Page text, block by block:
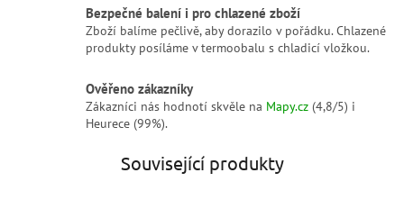
Bezpečné balení i pro chlazené zboží
Zboží balíme pečlivě, aby dorazilo v pořádku. Chlazené
produkty posíláme v termoobalu s chladicí vložkou.
Ověřeno zákazníky
Zákazníci nás hodnotí skvěle na Mapy.cz (4,8/5) i
Heurece (99%).
Související produkty